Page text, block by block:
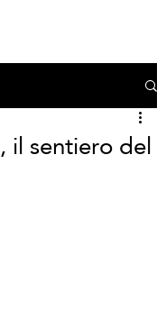
il sentiero del